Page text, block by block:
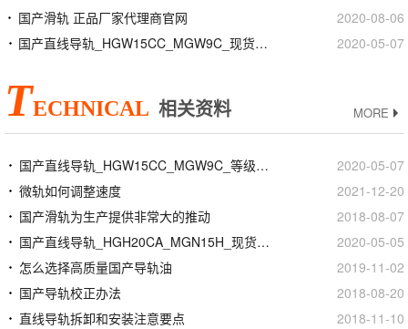
国产滑轨 正品厂家代理商官网
2020-08-06
国产直线导轨_HGW15CC_MGW9C_现货定制加工
2020-05-07
TECHNICAL 相关资料 MORE
国产直线导轨_HGW15CC_MGW9C_等级精度安装
2020-05-07
微轨如何调整速度
2021-12-20
国产滑轨为生产提供非常大的推动
2018-08-07
国产直线导轨_HGH20CA_MGN15H_现货定制加工
2020-05-05
怎么选择高质量国产导轨油
2019-11-02
国产导轨校正办法
2018-08-20
直线导轨拆卸和安装注意要点
2018-11-10